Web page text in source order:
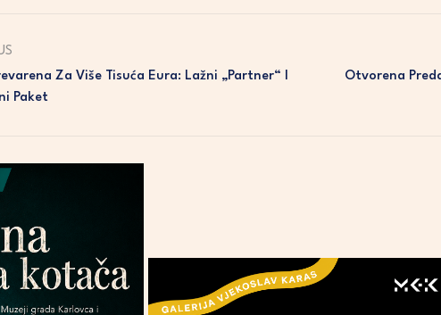
Za Više Tisuća Eura: Lažni „partner“ I
Paket
Otvorena